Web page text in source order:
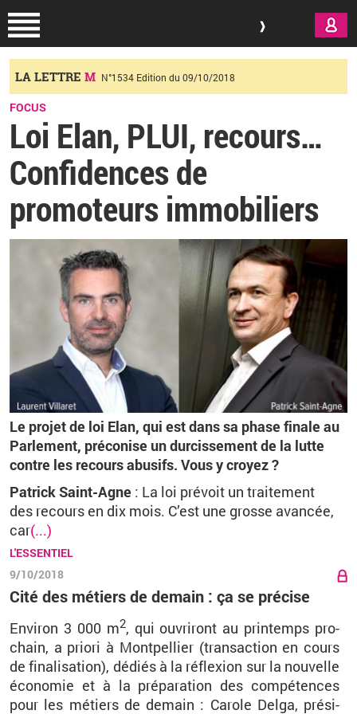
LA LETTRE M N°1534 Edition du 09/10/2018
FOCUS
Loi Elan, PLUI, recours…
Confidences de
promoteurs immobiliers
Le projet de loi Elan, qui est dans sa phase finale au
Parlement, préconise un durcissement de la lutte
contre les recours abusifs. Vous y croyez ?
Patrick Saint-Agne : La loi prévoit un traitement
des recours en dix mois. C’est une grosse avancée,
car(...)
L'ESSENTIEL
9/10/2018
Cité des métiers de demain : ça se précise
En­vi­ron 3 000 m2, qui ou­vri­ront au prin­temps pro­
chain, a priori à Mont­pel­lier (tran­sac­tion en cours
de fi­na­li­sa­tion), dé­diés à la ré­flexion sur la nou­velle
éco­no­mie et à la pré­pa­ra­tion des com­pé­tences
pour les mé­tiers de de­main : Ca­role Delga, pré­si­